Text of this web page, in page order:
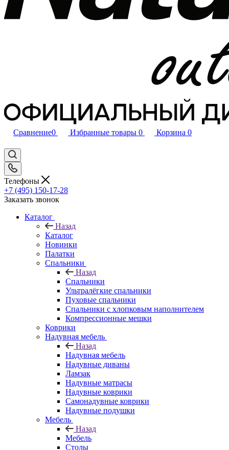
Сравнение0 Избранные товары 0 Корзина 0
Телефоны
+7 (495) 150-17-28
Заказать звонок
Каталог
Назад
Каталог
Новинки
Палатки
Спальники
Назад
Спальники
Ультралёгкие спальники
Пуховые спальники
Спальники с хлопковым наполнителем
Компрессионные мешки
Коврики
Надувная мебель
Назад
Надувная мебель
Надувные диваны
Ламзак
Надувные матрасы
Надувные коврики
Самонадувные коврики
Надувные подушки
Мебель
Назад
Мебель
Столы